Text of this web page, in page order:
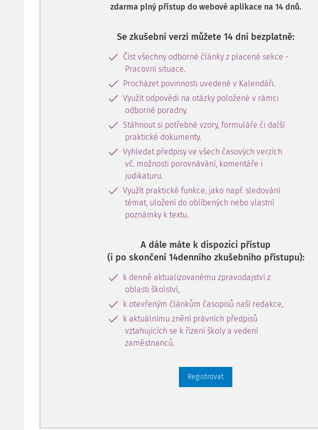
zdarma plný přístup do webové aplikace na 14 dnů.
Se zkušební verzí můžete 14 dní bezplatně:
Číst všechny odborné články z placené sekce -
Pracovní situace.
Procházet povinnosti uvedené v Kalendáři.
Využít odpovědi na otázky položené v rámci
odborné poradny.
Stáhnout si potřebné vzory, formuláře či další
praktické dokumenty.
Vyhledat předpisy ve všech časových verzích
vč. možnosti porovnávání, komentáře i
judikaturu.
Využít praktické funkce, jako např. sledování
témat, uložení do oblíbených nebo vlastní
poznámky k textu.
A dále máte k dispozici přístup
(i po skončení 14denního zkušebního přístupu):
k denně aktualizovanému zpravodajství z
oblasti školství,
k otevřeným článkům časopisů naší redakce,
k aktuálnímu znění právních předpisů
vztahujících se k řízení školy a vedení
zaměstnanců.
Registrovat